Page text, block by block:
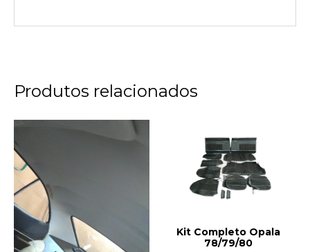
Produtos relacionados
Kit Completo Opala
78/79/80